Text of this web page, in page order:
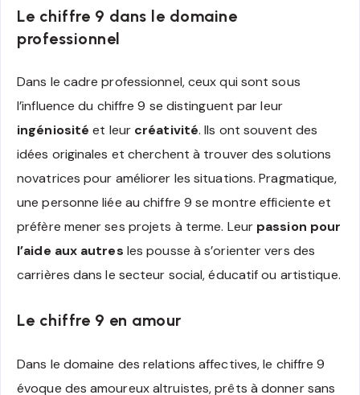
Le chiffre 9 dans le domaine
professionnel
Dans le cadre professionnel, ceux qui sont sous
l’influence du chiffre 9 se distinguent par leur
ingéniosité et leur créativité. Ils ont souvent des
idées originales et cherchent à trouver des solutions
novatrices pour améliorer les situations. Pragmatique,
une personne liée au chiffre 9 se montre efficiente et
préfère mener ses projets à terme. Leur passion pour
l’aide aux autres les pousse à s’orienter vers des
carrières dans le secteur social, éducatif ou artistique.
Le chiffre 9 en amour
Dans le domaine des relations affectives, le chiffre 9
évoque des amoureux altruistes, prêts à donner sans